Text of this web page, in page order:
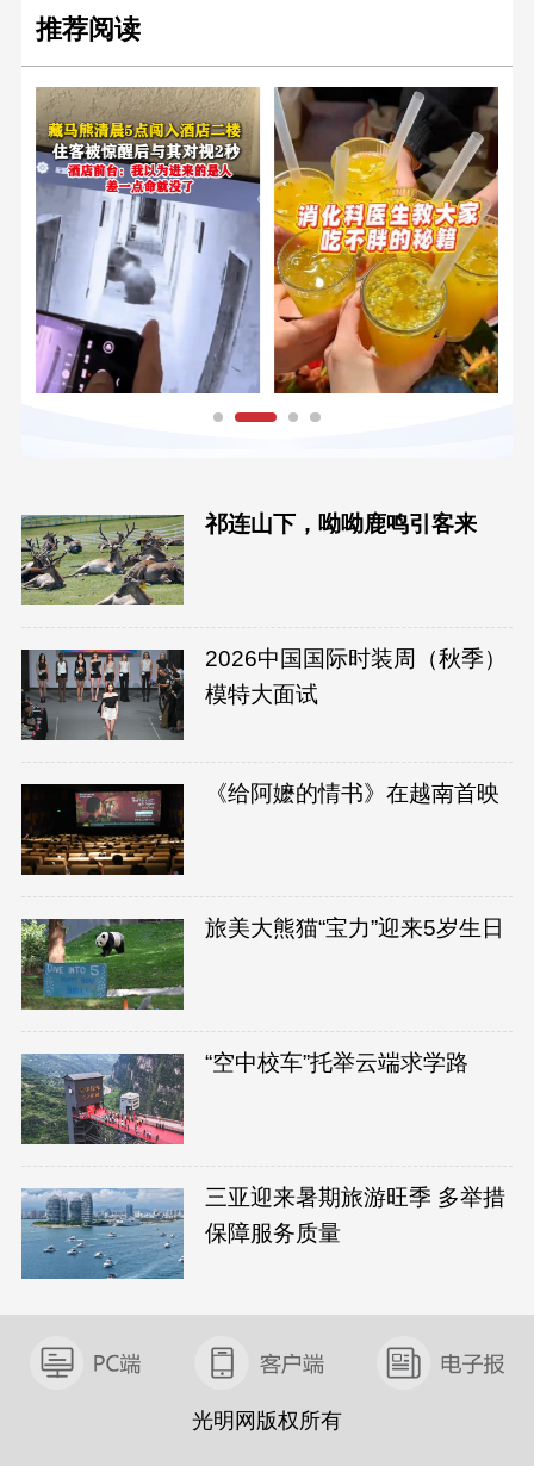
推荐阅读
祁连山下，呦呦鹿鸣引客来
2026中国国际时装周（秋季）
模特大面试
《给阿嬷的情书》在越南首映
旅美大熊猫“宝力”迎来5岁生日
“空中校车”托举云端求学路
三亚迎来暑期旅游旺季 多举措
保障服务质量
光明网版权所有